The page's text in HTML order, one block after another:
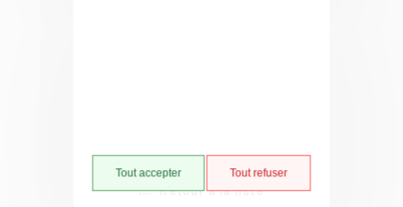
Tout accepter Tout refuser
Retour à la liste